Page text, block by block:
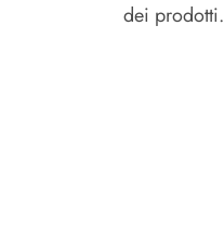
dei prodotti.